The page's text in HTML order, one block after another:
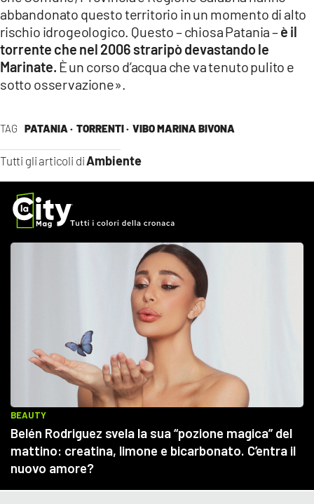
TAG PATANIA · TORRENTI · VIBO MARINA BIVONA
Tutti gli articoli diAmbiente
abbandonato questo territorio in un momento di alto
rischio idrogeologico. Questo – chiosa Patania –è il
torrente che nel 2006 straripò devastando le
Marinate. È un corso d’acqua che va tenuto pulito e
sotto osservazione».